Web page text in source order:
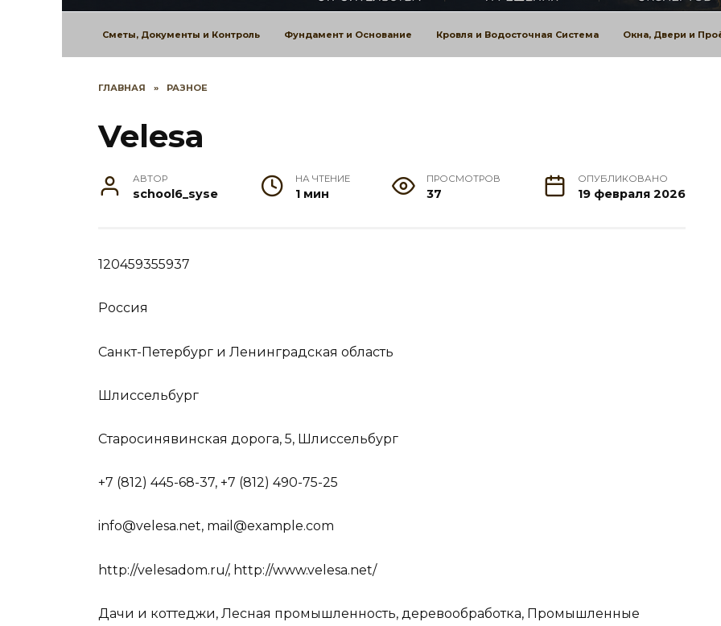
Сметы, Документы и Контроль Фундамент и Основание Кровля и Водосточная Система Окна, Двери и
ГЛАВНАЯ » РАЗНОЕ
Velesa
АВТОР
school6_syse
НА ЧТЕНИЕ
1 мин
ПРОСМОТРОВ
37
ОПУБЛИКОВАНО
19 февраля 2026
120459355937
Россия
Санкт-Петербург и Ленинградская область
Шлиссельбург
Старосинявинская дорога, 5, Шлиссельбург
+7 (812) 445-68-37, +7 (812) 490-75-25
info@velesa.net, mail@example.com
http://velesadom.ru/, http://www.velesa.net/
Дачи и коттеджи, Лесная промышленность, деревообработка, Промышленные